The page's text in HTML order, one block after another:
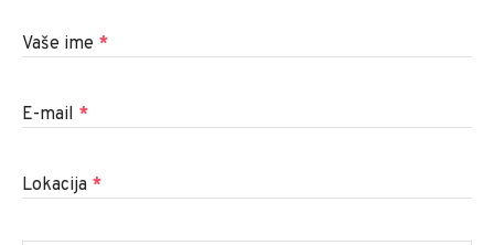
Vaše ime *
E-mail *
Lokacija *